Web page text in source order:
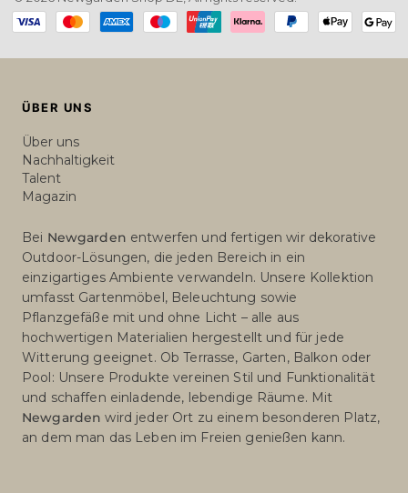
Payment
methods
ÜBER UNS
Über uns
Nachhaltigkeit
Talent
Magazin
Bei Newgarden entwerfen und fertigen wir dekorative
Outdoor-Lösungen, die jeden Bereich in ein
einzigartiges Ambiente verwandeln. Unsere Kollektion
umfasst Gartenmöbel, Beleuchtung sowie
Pflanzgefäße mit und ohne Licht – alle aus
hochwertigen Materialien hergestellt und für jede
Witterung geeignet. Ob Terrasse, Garten, Balkon oder
Pool: Unsere Produkte vereinen Stil und Funktionalität
und schaffen einladende, lebendige Räume. Mit
Newgarden wird jeder Ort zu einem besonderen Platz,
an dem man das Leben im Freien genießen kann.